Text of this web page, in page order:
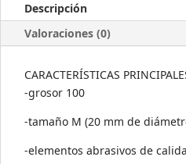
(50
Descripción
Valoraciones (0)
CARACTERÍSTICAS
-grosor 100
-tamaño M (20 mm de
-elementos abrasivos de